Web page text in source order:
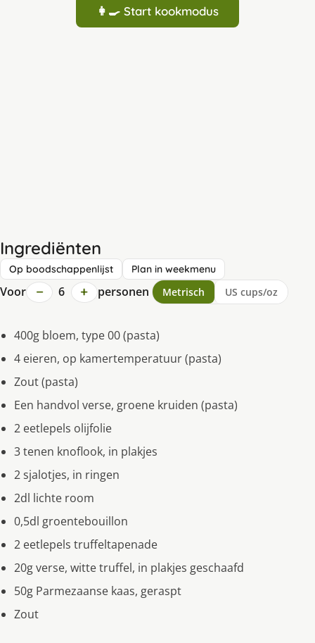
👩‍🍳 Start kookmodus
Ingrediënten
Op boodschappenlijst Plan in weekmenu
Voor − 6 + personen Metrisch US cups/oz
400g bloem, type 00 (pasta)
4 eieren, op kamertemperatuur (pasta)
Zout (pasta)
Een handvol verse, groene kruiden (pasta)
2 eetlepels olijfolie
3 tenen knoflook, in plakjes
2 sjalotjes, in ringen
2dl lichte room
0,5dl groentebouillon
2 eetlepels truffeltapenade
20g verse, witte truffel, in plakjes geschaafd
50g Parmezaanse kaas, geraspt
Zout